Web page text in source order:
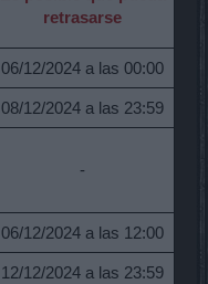
retrasarse
06/12/2024 a las 00:00
08/12/2024 a las 23:59
-
06/12/2024 a las 12:00
12/12/2024 a las 23:59